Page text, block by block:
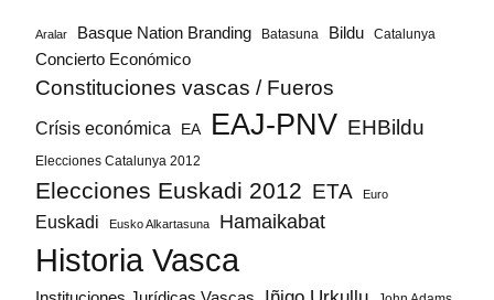
Aralar Basque Nation Branding Batasuna Bildu Catalunya
Concierto Económico
Constituciones vascas / Fueros
Crísis económica EA EAJ-PNV EHBildu
Elecciones Catalunya 2012
Elecciones Euskadi 2012 ETA Euro
Euskadi Eusko Alkartasuna Hamaikabat
Historia Vasca